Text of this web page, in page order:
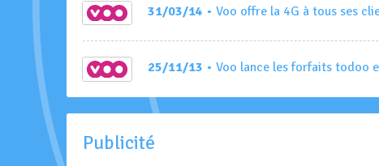
31/03/14 • Voo offre la 4G à tous ses
25/11/13 • Voo lance les forfaits todoo
Publicité